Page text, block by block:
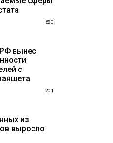
680
вынес
с
201
из
выросло